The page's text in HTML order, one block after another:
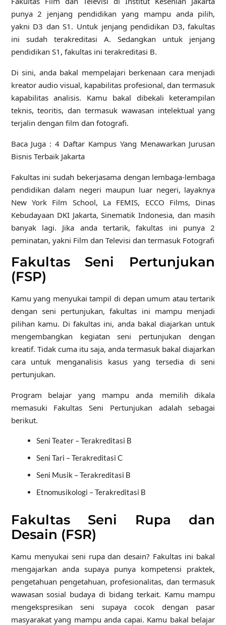
punya 2 jenjang pendidikan yang mampu anda pilih,
yakni D3 dan S1. Untuk jenjang pendidikan D3, fakultas
ini sudah terakreditasi A. Sedangkan untuk jenjang
pendidikan S1, fakultas ini terakreditasi B.
Di sini, anda bakal mempelajari berkenaan cara menjadi
kreator audio visual, kapabilitas profesional, dan termasuk
kapabilitas analisis. Kamu bakal dibekali keterampilan
teknis, teoritis, dan termasuk wawasan intelektual yang
terjalin dengan film dan fotografi.
Baca Juga : 4 Daftar Kampus Yang Menawarkan Jurusan
Bisnis Terbaik Jakarta
Fakultas ini sudah bekerjasama dengan lembaga-lembaga
pendidikan dalam negeri maupun luar negeri, layaknya
New York Film School, La FEMIS, ECCO Films, Dinas
Kebudayaan DKI Jakarta, Sinematik Indonesia, dan masih
banyak lagi. Jika anda tertarik, fakultas ini punya 2
peminatan, yakni Film dan Televisi dan termasuk Fotografi
Fakultas Seni Pertunjukan
(FSP)
Kamu yang menyukai tampil di depan umum atau tertarik
dengan seni pertunjukan, fakultas ini mampu menjadi
pilihan kamu. Di fakultas ini, anda bakal diajarkan untuk
mengembangkan kegiatan seni pertunjukan dengan
kreatif. Tidak cuma itu saja, anda termasuk bakal diajarkan
cara untuk menganalisis kasus yang tersedia di seni
pertunjukan.
Program belajar yang mampu anda memilih dikala
memasuki Fakultas Seni Pertunjukan adalah sebagai
berikut.
Seni Teater – Terakreditasi B
Seni Tari – Terakreditasi C
Seni Musik – Terakreditasi B
Etnomusikologi – Terakreditasi B
Fakultas Seni Rupa dan
Desain (FSR)
Kamu menyukai seni rupa dan desain? Fakultas ini bakal
mengajarkan anda supaya punya kompetensi praktek,
pengetahuan pengetahuan, profesionalitas, dan termasuk
wawasan sosial budaya di bidang terkait. Kamu mampu
mengekspresikan seni supaya cocok dengan pasar
masyarakat yang mampu anda capai. Kamu bakal belajar